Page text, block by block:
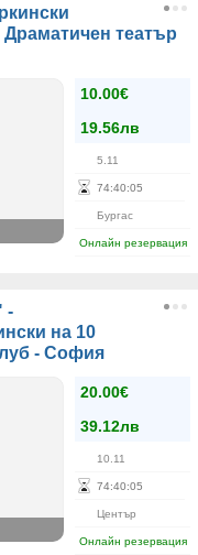
театър
10.00€
19.56лв
5.11
74:40:05
Бургас
Онлайн резервация
-
на 10
- София
20.00€
39.12лв
10.11
74:40:05
Център
Онлайн резервация